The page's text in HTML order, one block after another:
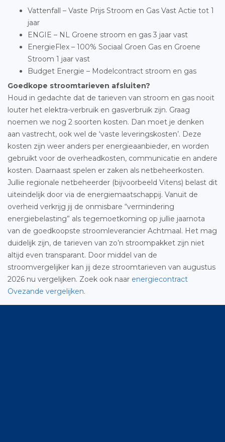
Vattenfall – Vaste Prijs Stroom en Gas Vast Actie tot 1
jaar
ENGIE – NL Groene stroom en gas 3 jaar vast
EnergieFlex – 100% Sociaal Groen Gas en Groene
Stroom 1 jaar vast
Budget Energie – Modelcontract stroom en gas
Goedkope stroomtarieven afsluiten?
Houd in gedachte dat de tarieven van stroom en gas nooit
louter het elektra-verbruik en gasverbruik zijn. Graag
noemen we nog 2 soorten kosten. Dan moet je denken
aan vastrecht, ook wel de ‘vaste leveringskosten’. Deze
kosten zijn weer anders per energieaanbieder, en worden
gebruikt voor de overheadkosten, communicatie en andere
kosten. Daarnaast spelen er zaken als netbeheerkosten.
Jullie regionale netbeheerder (bijvoorbeeld Vitens) belast dit
uiteindelijk door via de energiemaatschappij. Vanuit de
overheid verkrijg jij de onmisbare “vermindering
energiebelasting” als tegemoetkoming op jullie jaarnota
van de goedkoopste stroomleverancier Achtmaal. Het mag
duidelijk zijn, de tarieven van zo’n stroompakket zijn niet
altijd even transparant. Door middel van de
stroomvergelijker kan jij deze stroomtarieven van augustus
2026 nu vergelijken. Zoek ook naar energiecontract
Ovezande vergelijken.